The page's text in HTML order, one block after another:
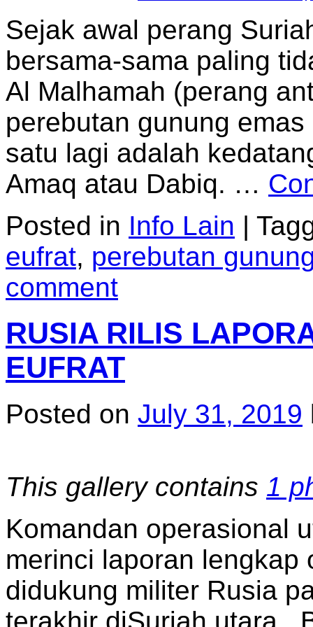
Sejak awal perang
bersama-sama paling
Al Malhamah (perang
perebutan gunung
satu lagi adalah
Amaq atau Dabiq. …
Posted in Info Lain |
eufrat, perebutan
comment
RUSIA RILIS
EUFRAT
Posted on July 31, 2019
This gallery contains 1
Komandan operasional
merinci laporan lengkap
didukung militer Rusia